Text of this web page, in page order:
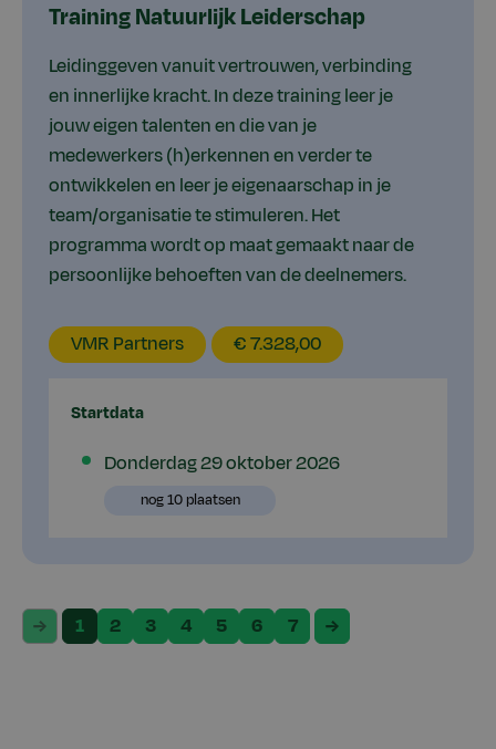
Training Natuurlijk Leiderschap
Leidinggeven vanuit vertrouwen, verbinding
en innerlijke kracht. In deze training leer je
jouw eigen talenten en die van je
medewerkers (h)erkennen en verder te
ontwikkelen en leer je eigenaarschap in je
team/organisatie te stimuleren. Het
programma wordt op maat gemaakt naar de
persoonlijke behoeften van de deelnemers.
EducationLocation
VMR Partners EducationPrice
€ 7.328,00
Startdata
Plaatsen
beschikbaar
Donderdag 29 oktober 2026
nog 10 plaatsen
previous
page
1 page
2 page
3 page
4 page
5 page
6 page
7
next